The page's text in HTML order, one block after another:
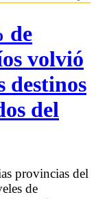
de
volvió
destinos
del
provincias del
de